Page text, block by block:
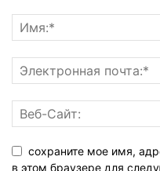
сохраните мое имя,
в этом браузере для